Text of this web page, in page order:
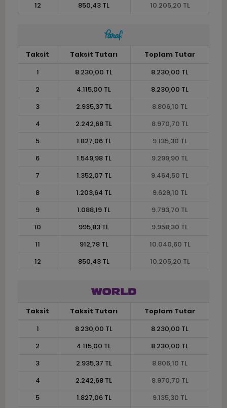
12
850,43 TL 10.205,20 TL
Taksit Taksit Tutarı
Toplam Tutar
1
8.230,00 TL
8.230,00 TL
2
4.115,00 TL
8.230,00 TL
3
2.935,37 TL
8.806,10 TL
4
2.242,68 TL
8.970,70 TL
5
1.827,06 TL
9.135,30 TL
6
1.549,98 TL
9.299,90 TL
7
1.352,07 TL
9.464,50 TL
8
1.203,64 TL
9.629,10 TL
9
1.088,19 TL
9.793,70 TL
10
995,83 TL
9.958,30 TL
11
912,78 TL
10.040,60 TL
12
850,43 TL 10.205,20 TL
Taksit Taksit Tutarı
Toplam Tutar
1
8.230,00 TL
8.230,00 TL
2
4.115,00 TL
8.230,00 TL
3
2.935,37 TL
8.806,10 TL
4
2.242,68 TL
8.970,70 TL
5
1.827,06 TL
9.135,30 TL